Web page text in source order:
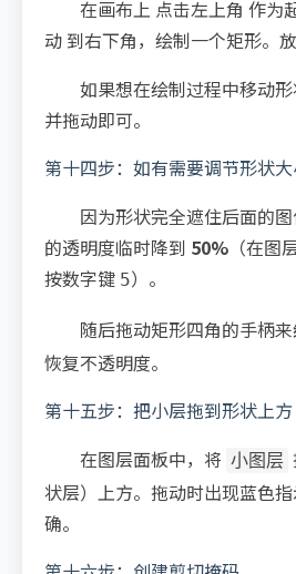
在画布上 点击左上角 作为
动 到右下角，绘制一个矩形。
如果想在绘制过程中移动
并拖动即可。
第十四步：如有需要调节形状
因为形状完全遮住后面的
的透明度临时降到 50% （在图
按数字键 5）。
随后拖动矩形四角的手柄
恢复不透明度。
第十五步：把小层拖到形状上方
在图层面板中，将 小图层
状层）上方。拖动时出现蓝色
确。